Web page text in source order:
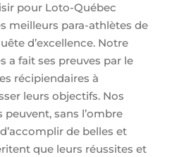
pour Loto-Québec
meilleurs para-athlètes de
d’excellence. Notre
a fait ses preuves par le
récipiendaires à
leurs objectifs. Nos
sans l’ombre
de belles et
que leurs réussites et